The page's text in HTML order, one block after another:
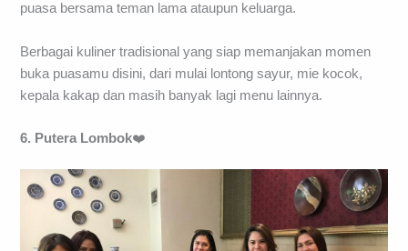
puasa bersama teman lama ataupun keluarga.
Berbagai kuliner tradisional yang siap memanjakan momen
buka puasamu disini, dari mulai lontong sayur, mie kocok,
kepala kakap dan masih banyak lagi menu lainnya.
6. Putera Lombok❤️